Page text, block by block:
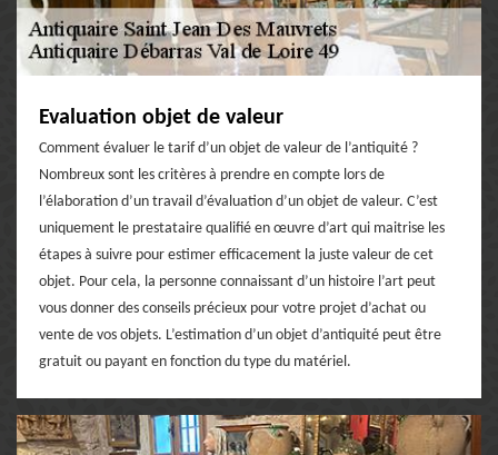
Evaluation objet de valeur
Comment évaluer le tarif d’un objet de valeur de l’antiquité ?
Nombreux sont les critères à prendre en compte lors de
l’élaboration d’un travail d’évaluation d’un objet de valeur. C’est
uniquement le prestataire qualifié en œuvre d’art qui maitrise les
étapes à suivre pour estimer efficacement la juste valeur de cet
objet. Pour cela, la personne connaissant d’un histoire l’art peut
vous donner des conseils précieux pour votre projet d’achat ou
vente de vos objets. L’estimation d’un objet d’antiquité peut être
gratuit ou payant en fonction du type du matériel.